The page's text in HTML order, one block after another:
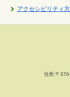
アクセシビリティ
住所:〒